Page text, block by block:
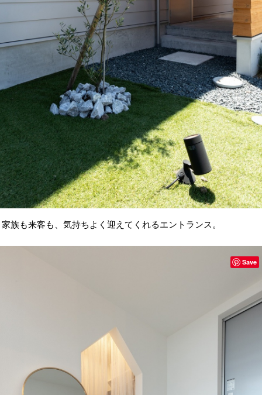
家族も来客も、気持ちよく迎えてくれるエントランス。
Save